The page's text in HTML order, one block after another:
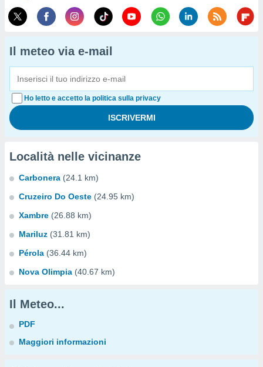
Il meteo via e-mail
Ho letto e accetto la politica sulla privacy
Località nelle vicinanze
Carbonera (24.1 km)
Cruzeiro Do Oeste (24.95 km)
Xambre (26.88 km)
Mariluz (31.81 km)
Pérola (36.44 km)
Nova Olimpia (40.67 km)
Il Meteo...
PDF
Maggiori informazioni